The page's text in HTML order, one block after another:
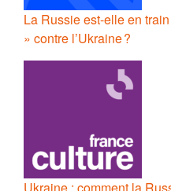
La Russie est-elle en
» contre l’Ukraine ?